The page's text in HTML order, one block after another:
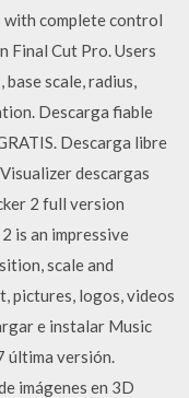
with complete control
Final Cut Pro. Users
scale, radius,
Descarga fiable
Descarga libre
descargas
2 full version
is an impressive
scale and
pictures, logos, videos
e instalar Music
última versión.
imágenes en 3D